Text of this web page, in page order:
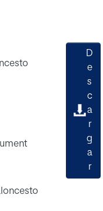
D
e
s
c
a
r
g
a
r